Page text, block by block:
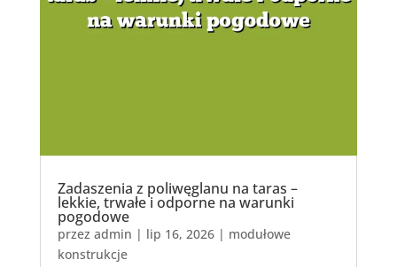
Zadaszenia z poliwęglanu na taras –
lekkie, trwałe i odporne na warunki
pogodowe
przez admin | lip 16, 2026| modułowe
konstrukcje